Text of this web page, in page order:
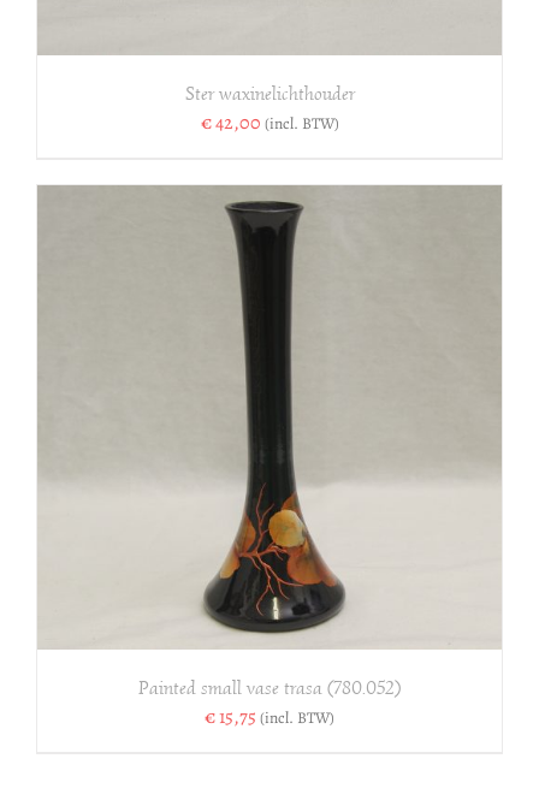
Ster waxinelichthouder
€42,00 (incl. BTW)
Painted small vase trasa (780.052)
€15,75 (incl. BTW)